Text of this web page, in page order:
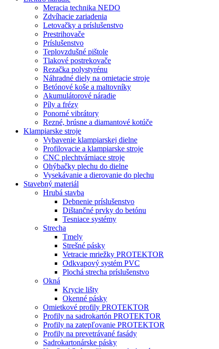
Meracia technika NEDO
Zdvíhacie zariadenia
Letovačky a príslušenstvo
Prestrihovače
Príslušenstvo
Teplovzdušné pištole
Tlakové postrekovače
Rezačka polystyrénu
Náhradné diely na omietacie stroje
Betónové koše a maltovníky
Akumulátorové náradie
Píly a frézy
Ponorné vibrátory
Rezné, brúsne a diamantové kotúče
Klampiarske stroje
Vybavenie klampiarskej dielne
Profilovacie a klampiarske stroje
CNC plechtvárniace stroje
Ohýbačky plechu do dielne
Vysekávanie a dierovanie do plechu
Stavebný materiál
Hrubá stavba
Debnenie príslušenstvo
Dištančné prvky do betónu
Tesniace systémy
Strecha
Tmely
Strešné pásky
Vetracie mriežky PROTEKTOR
Odkvapový systém PVC
Plochá strecha príslušenstvo
Okná
Krycie lišty
Okenné pásky
Omietkové profily PROTEKTOR
Profily na sadrokartón PROTEKTOR
Profily na zatepľovanie PROTEKTOR
Profily na prevetrávané fasády
Sadrokartonárske pásky